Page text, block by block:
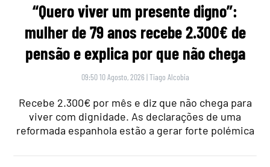
“Quero viver um presente digno”:
mulher de 79 anos recebe 2.300€ de
pensão e explica por que não chega
09:50 10 Agosto, 2026 |Tiago Alcobia
Recebe 2.300€ por mês e diz que não chega para
viver com dignidade. As declarações de uma
reformada espanhola estão a gerar forte polémica